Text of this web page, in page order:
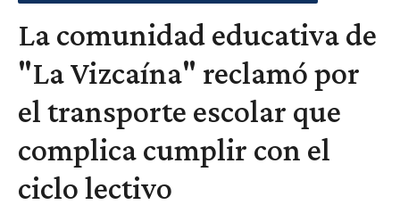
La comunidad educativa de
"La Vizcaína" reclamó por
el transporte escolar que
complica cumplir con el
ciclo lectivo